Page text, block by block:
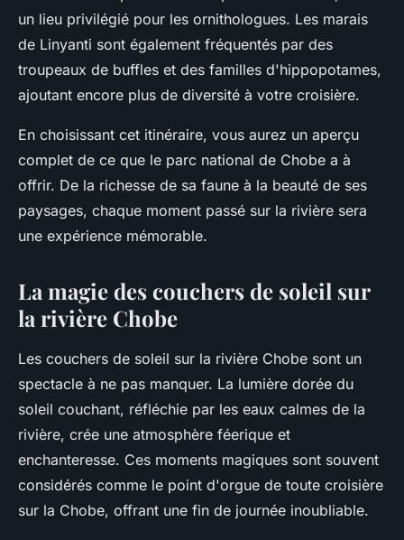
un lieu privilégié pour les ornithologues. Les marais
de Linyanti sont également fréquentés par des
troupeaux de buffles et des familles d'hippopotames,
ajoutant encore plus de diversité à votre croisière.
En choisissant cet itinéraire, vous aurez un aperçu
complet de ce que le parc national de Chobe a à
offrir. De la richesse de sa faune à la beauté de ses
paysages, chaque moment passé sur la rivière sera
une expérience mémorable.
La magie des couchers de soleil sur
la rivière Chobe
Les couchers de soleil sur la rivière Chobe sont un
spectacle à ne pas manquer. La lumière dorée du
soleil couchant, réfléchie par les eaux calmes de la
rivière, crée une atmosphère féerique et
enchanteresse. Ces moments magiques sont souvent
considérés comme le point d'orgue de toute croisière
sur la Chobe, offrant une fin de journée inoubliable.